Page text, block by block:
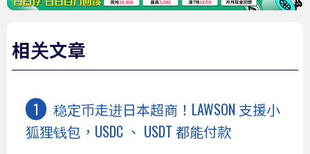
相关文章
稳定币走进日本超商！LAWSON 支援小
狐狸钱包，USDC 、 USDT 都能付款